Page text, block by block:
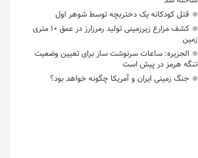
قتل کودکانه یک دختربچه توسط شوهر اول
کشف مزارع زیرزمینی تولید رمرزارز در عمق ۱۰ متری
زمین
الجزیره: ساعات سرنوشت ساز برای تعیین وضعیت
تنگه هرمز در پیش است
جنگ زمینی ایران و آمریکا چگونه خواهد بود؟